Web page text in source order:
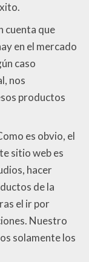
cuenta que
en el mercado
caso
nos
productos
es obvio, el
sitio web es
hacer
de la
el ir por
Nuestro
solamente los